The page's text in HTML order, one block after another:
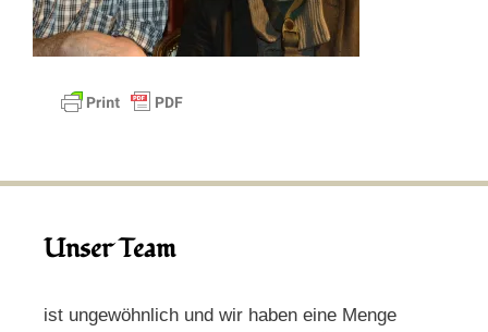
Unser Team
ist ungewöhnlich und wir haben eine Menge